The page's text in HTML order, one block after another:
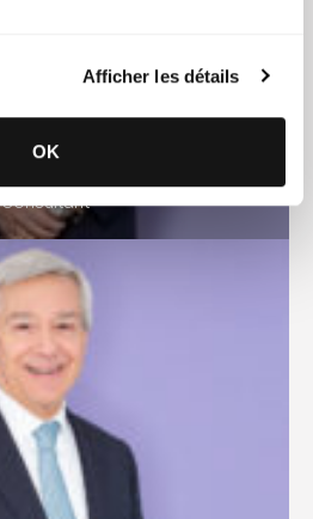
Afficher les détails
OK
Consultant